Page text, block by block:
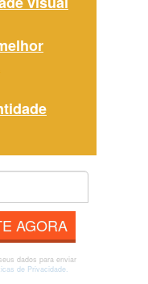
AGORA
dados para enviar
de Privacidade.